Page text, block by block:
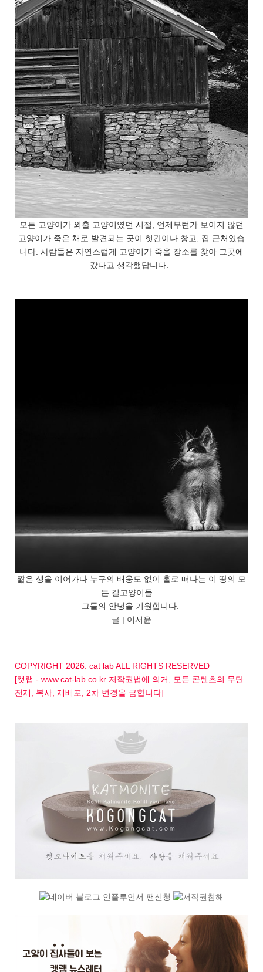
모든 고양이가 외출 고양이였던 시절, 언제부턴가 보이지 않던
고양이가 죽은 채로 발견되는 곳이 헛간이나 창고, 집 근처였습
니다. 사람들은 자연스럽게 고양이가 죽을 장소를 찾아 그곳에
갔다고 생각했답니다.
짧은 생을 이어가다 누구의 배웅도 없이 홀로 떠나는 이 땅의 모
든 길고양이들...
그들의 안녕을 기원합니다.
글 | 이서윤
COPYRIGHT 2026. cat lab ALL RIGHTS RESERVED
[캣랩 - www.cat-lab.co.kr 저작권법에 의거, 모든 콘텐츠의 무단
전재, 복사, 재배포, 2차 변경을 금합니다]